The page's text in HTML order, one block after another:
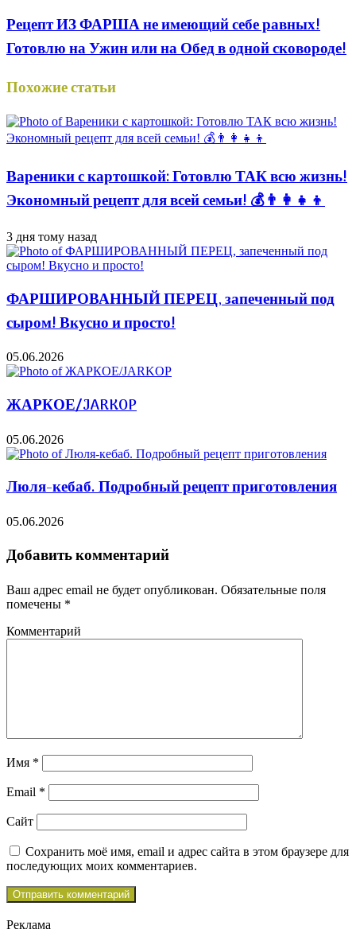
Рецепт ИЗ ФАРША не имеющий себе равных!
Готовлю на Ужин или на Обед в одной сковороде!
Похожие статьи
Вареники с картошкой: Готовлю ТАК всю жизнь!
Экономный рецепт для всей семьи! 💰👨👩👧👦
3 дня тому назад
ФАРШИРОВАННЫЙ ПЕРЕЦ, запеченный под
сыром! Вкусно и просто!
05.06.2026
ЖАРКОЕ/JARKOP
05.06.2026
Люля-кебаб. Подробный рецепт приготовления
05.06.2026
Добавить комментарий
Ваш адрес email не будет опубликован. Обязательные поля
помечены *
Комментарий
Имя *
Email *
Сайт
Сохранить моё имя, email и адрес сайта в этом браузере для
последующих моих комментариев.
Реклама